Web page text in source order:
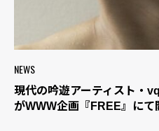
NEWS
現代の吟遊アーティスト・
がWWW企画『FREE』にて